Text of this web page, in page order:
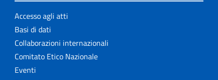
Accesso agli atti
Basi di dati
Collaborazioni internazionali
Comitato Etico Nazionale
Eventi